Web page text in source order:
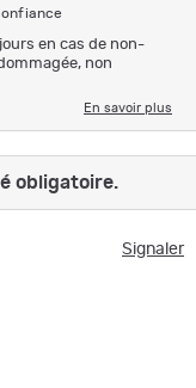
en cas de non-
non
En savoir plus
obligatoire.
Signaler